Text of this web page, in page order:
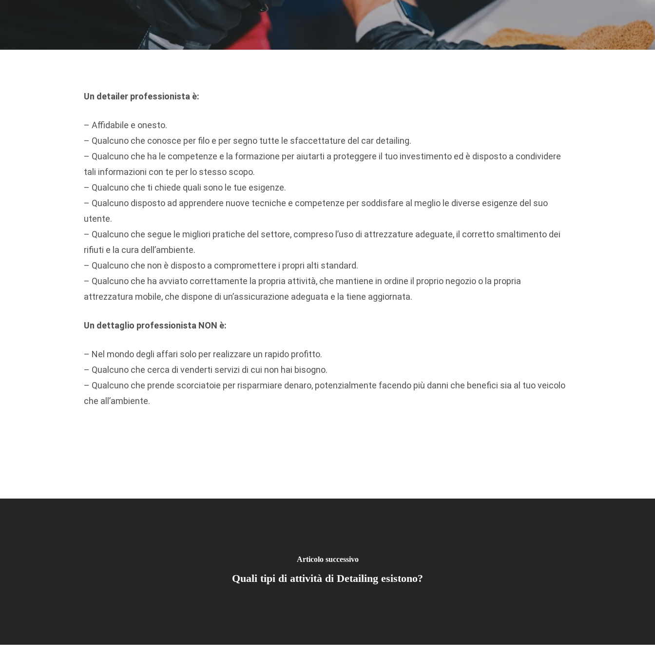
Un detailer professionista è:
– Affidabile e onesto.
– Qualcuno che conosce per filo e per segno tutte le sfaccettature del car detailing.
– Qualcuno che ha le competenze e la formazione per aiutarti a proteggere il tuo investimento ed è disposto a condividere
tali informazioni con te per lo stesso scopo.
– Qualcuno che ti chiede quali sono le tue esigenze.
– Qualcuno disposto ad apprendere nuove tecniche e competenze per soddisfare al meglio le diverse esigenze del suo
utente.
– Qualcuno che segue le migliori pratiche del settore, compreso l’uso di attrezzature adeguate, il corretto smaltimento dei
rifiuti e la cura dell’ambiente.
– Qualcuno che non è disposto a compromettere i propri alti standard.
– Qualcuno che ha avviato correttamente la propria attività, che mantiene in ordine il proprio negozio o la propria
attrezzatura mobile, che dispone di un’assicurazione adeguata e la tiene aggiornata.
Un dettaglio professionista NON è:
– Nel mondo degli affari solo per realizzare un rapido profitto.
– Qualcuno che cerca di venderti servizi di cui non hai bisogno.
– Qualcuno che prende scorciatoie per risparmiare denaro, potenzialmente facendo più danni che benefici sia al tuo veicolo
che all’ambiente.
Articolo successivo
Quali tipi di attività di Detailing esistono?